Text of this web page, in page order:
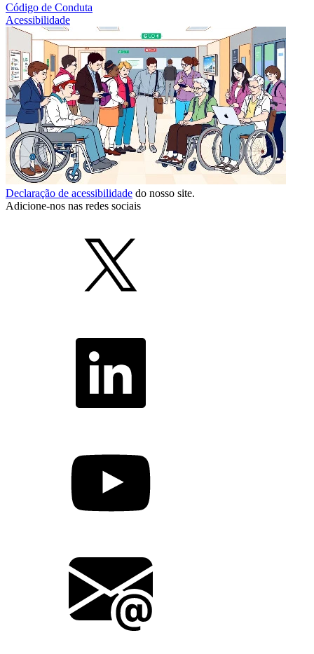
Código de Conduta
Acessibilidade
Declaração de acessibilidade do nosso site.
Adicione-nos nas redes sociais